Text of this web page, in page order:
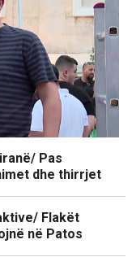
Pas
dhe thirrjet
Flakët
në Patos